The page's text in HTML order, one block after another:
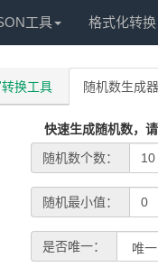
工具 格式化转换
换工具 随机数生成器
快速生成随机数，
随机数个数：
随机最小值：
是否唯一：